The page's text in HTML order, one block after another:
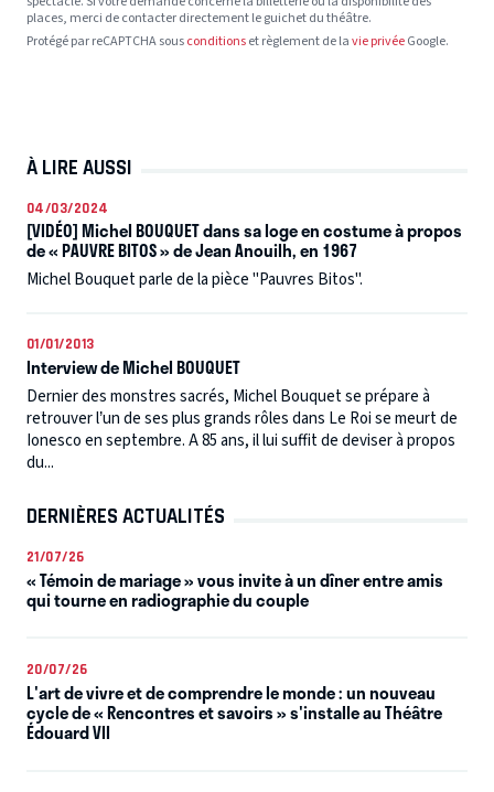
places, merci de contacter directement le guichet du théâtre.
Protégé par reCAPTCHA sousconditionset règlement de lavie privéeGoogle.
À LIRE AUSSI
04/03/2024
[VIDÉO] Michel BOUQUET dans sa loge en costume à propos
de « PAUVRE BITOS » de Jean Anouilh, en 1967
Michel Bouquet parle de la pièce "Pauvres Bitos".
01/01/2013
Interview de Michel BOUQUET
Dernier des monstres sacrés, Michel Bouquet se prépare à
retrouver l’un de ses plus grands rôles dans Le Roi se meurt de
Ionesco en septembre. A 85 ans, il lui suffit de deviser à propos
du...
DERNIÈRES ACTUALITÉS
21/07/26
« Témoin de mariage » vous invite à un dîner entre amis
qui tourne en radiographie du couple
20/07/26
L'art de vivre et de comprendre le monde : un nouveau
cycle de « Rencontres et savoirs » s'installe au Théâtre
Édouard VII